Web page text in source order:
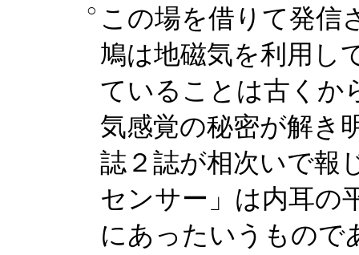
○ この場を借りて発信
鳩は地磁気を利用し
ていることは古くか
気感覚の秘密が解き
誌２誌が相次いで報
センサー」は内耳の
にあったいうもので